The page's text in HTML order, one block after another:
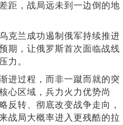
距，战局远未到一边倒的地
克兰成功遏制俄军持续推进
期，让俄罗斯首次面临战线
力。
进过程，而非一蹴而就的突
心区域，兵力火力优势尚
反转、彻底改变战争走向，
战局大概率进入更残酷的拉